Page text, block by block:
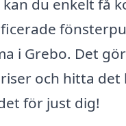
du enkelt få
i Grebo. Det
och hitta det
för just dig!